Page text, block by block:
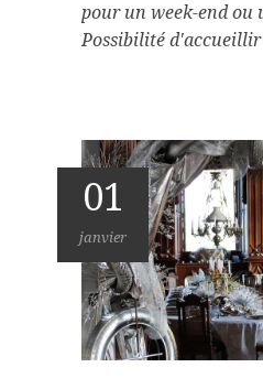
pour un week-end ou
Possibilité d'accueillir
01
janvier